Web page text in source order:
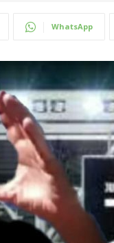
WhatsApp